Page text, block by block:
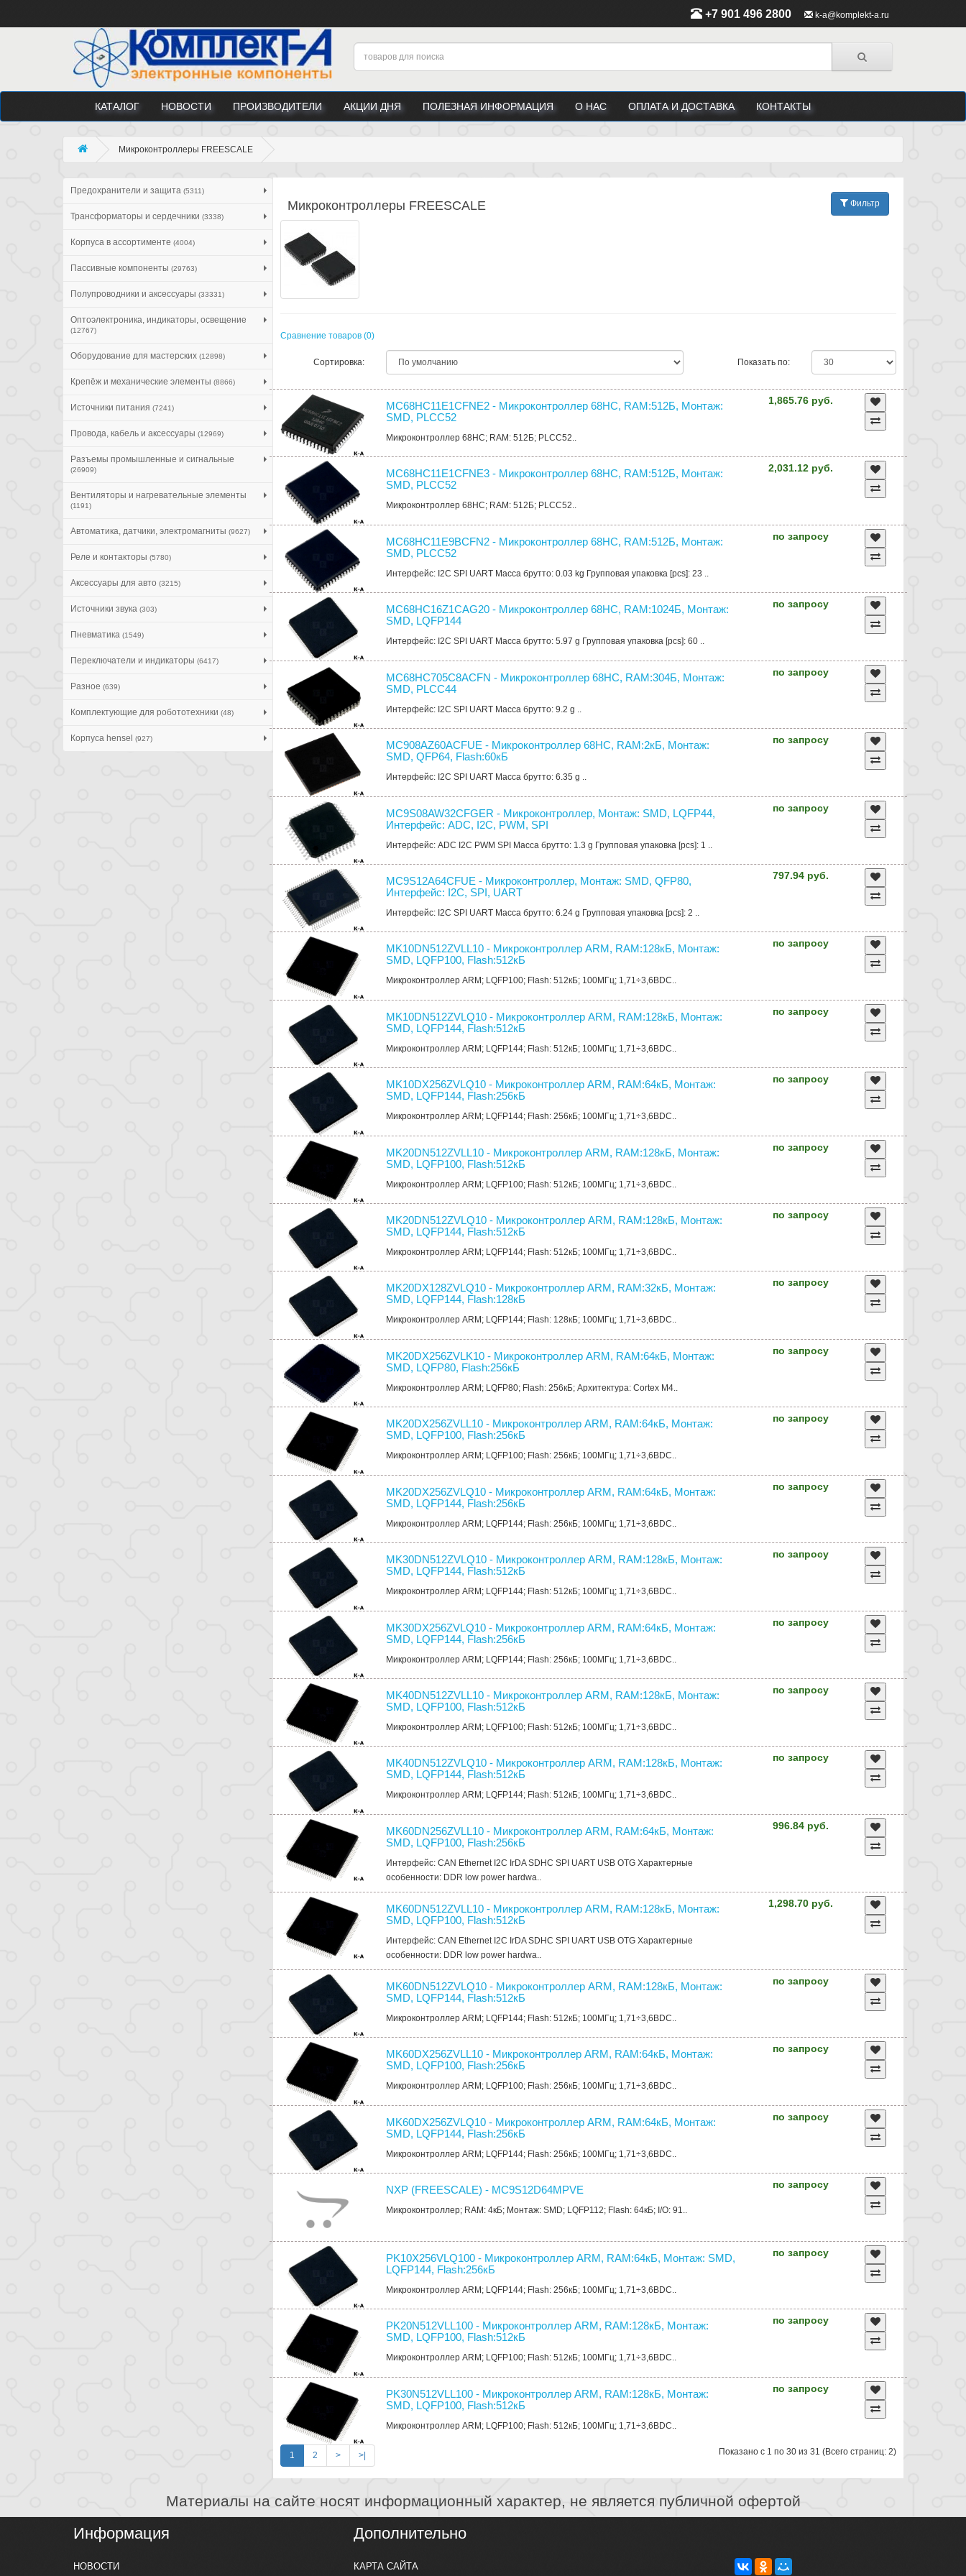
+7 901 496 2800 k-a@komplekt-a.ru
КАТАЛОГ НОВОСТИ ПРОИЗВОДИТЕЛИ АКЦИИ ДНЯ ПОЛЕЗНАЯ ИНФОРМАЦИЯ О НАС ОПЛАТА И ДОСТАВКА КОНТАКТЫ
Микроконтроллеры FREESCALE
Предохранители и защита (5311)
Трансформаторы и сердечники (3338)
Корпуса в ассортименте (4004)
Пассивные компоненты (29763)
Полупроводники и аксессуары (33331)
Оптоэлектроника, индикаторы, освещение
(12767)
Оборудование для мастерских (12898)
Крепёж и механические элементы (8866)
Источники питания (7241)
Провода, кабель и аксессуары (12969)
Разъемы промышленные и сигнальные
(26909)
Вентиляторы и нагревательные элементы
(1191)
Автоматика, датчики, электромагниты (9627)
Реле и контакторы (5780)
Аксессуары для авто (3215)
Источники звука (303)
Пневматика (1549)
Переключатели и индикаторы (6417)
Разное (639)
Комплектующие для робототехники (48)
Корпуса hensel (927)
Фильтр
Микроконтроллеры FREESCALE
Сравнение товаров (0)
Сортировка: Показать по:
MC68HC11E1CFNE2 - Микроконтроллер 68HC, RAM:512Б, Монтаж:
SMD, PLCC52
Микроконтроллер 68HC; RAM: 512Б; PLCC52..
1,865.76 руб.
MC68HC11E1CFNE3 - Микроконтроллер 68HC, RAM:512Б, Монтаж:
SMD, PLCC52
Микроконтроллер 68HC; RAM: 512Б; PLCC52..
2,031.12 руб.
MC68HC11E9BCFN2 - Микроконтроллер 68HC, RAM:512Б, Монтаж:
SMD, PLCC52
Интерфейс: I2C SPI UART Масса брутто: 0.03 kg Групповая упаковка [pcs]: 23 ..
по запросу
MC68HC16Z1CAG20 - Микроконтроллер 68HC, RAM:1024Б, Монтаж:
SMD, LQFP144
Интерфейс: I2C SPI UART Масса брутто: 5.97 g Групповая упаковка [pcs]: 60 ..
по запросу
MC68HC705C8ACFN - Микроконтроллер 68HC, RAM:304Б, Монтаж:
SMD, PLCC44
Интерфейс: I2C SPI UART Масса брутто: 9.2 g ..
по запросу
MC908AZ60ACFUE - Микроконтроллер 68HC, RAM:2кБ, Монтаж:
SMD, QFP64, Flash:60кБ
Интерфейс: I2C SPI UART Масса брутто: 6.35 g ..
по запросу
MC9S08AW32CFGER - Микроконтроллер, Монтаж: SMD, LQFP44,
Интерфейс: ADC, I2C, PWM, SPI
Интерфейс: ADC I2C PWM SPI Масса брутто: 1.3 g Групповая упаковка [pcs]: 1 ..
по запросу
MC9S12A64CFUE - Микроконтроллер, Монтаж: SMD, QFP80,
Интерфейс: I2C, SPI, UART
Интерфейс: I2C SPI UART Масса брутто: 6.24 g Групповая упаковка [pcs]: 2 ..
797.94 руб.
MK10DN512ZVLL10 - Микроконтроллер ARM, RAM:128кБ, Монтаж:
SMD, LQFP100, Flash:512кБ
Микроконтроллер ARM; LQFP100; Flash: 512кБ; 100МГц; 1,71÷3,6ВDC..
по запросу
MK10DN512ZVLQ10 - Микроконтроллер ARM, RAM:128кБ, Монтаж:
SMD, LQFP144, Flash:512кБ
Микроконтроллер ARM; LQFP144; Flash: 512кБ; 100МГц; 1,71÷3,6ВDC..
по запросу
MK10DX256ZVLQ10 - Микроконтроллер ARM, RAM:64кБ, Монтаж:
SMD, LQFP144, Flash:256кБ
Микроконтроллер ARM; LQFP144; Flash: 256кБ; 100МГц; 1,71÷3,6ВDC..
по запросу
MK20DN512ZVLL10 - Микроконтроллер ARM, RAM:128кБ, Монтаж:
SMD, LQFP100, Flash:512кБ
Микроконтроллер ARM; LQFP100; Flash: 512кБ; 100МГц; 1,71÷3,6ВDC..
по запросу
MK20DN512ZVLQ10 - Микроконтроллер ARM, RAM:128кБ, Монтаж:
SMD, LQFP144, Flash:512кБ
Микроконтроллер ARM; LQFP144; Flash: 512кБ; 100МГц; 1,71÷3,6ВDC..
по запросу
MK20DX128ZVLQ10 - Микроконтроллер ARM, RAM:32кБ, Монтаж:
SMD, LQFP144, Flash:128кБ
Микроконтроллер ARM; LQFP144; Flash: 128кБ; 100МГц; 1,71÷3,6ВDC..
по запросу
MK20DX256ZVLK10 - Микроконтроллер ARM, RAM:64кБ, Монтаж:
SMD, LQFP80, Flash:256кБ
Микроконтроллер ARM; LQFP80; Flash: 256кБ; Архитектура: Cortex M4..
по запросу
MK20DX256ZVLL10 - Микроконтроллер ARM, RAM:64кБ, Монтаж:
SMD, LQFP100, Flash:256кБ
Микроконтроллер ARM; LQFP100; Flash: 256кБ; 100МГц; 1,71÷3,6ВDC..
по запросу
MK20DX256ZVLQ10 - Микроконтроллер ARM, RAM:64кБ, Монтаж:
SMD, LQFP144, Flash:256кБ
Микроконтроллер ARM; LQFP144; Flash: 256кБ; 100МГц; 1,71÷3,6ВDC..
по запросу
MK30DN512ZVLQ10 - Микроконтроллер ARM, RAM:128кБ, Монтаж:
SMD, LQFP144, Flash:512кБ
Микроконтроллер ARM; LQFP144; Flash: 512кБ; 100МГц; 1,71÷3,6ВDC..
по запросу
MK30DX256ZVLQ10 - Микроконтроллер ARM, RAM:64кБ, Монтаж:
SMD, LQFP144, Flash:256кБ
Микроконтроллер ARM; LQFP144; Flash: 256кБ; 100МГц; 1,71÷3,6ВDC..
по запросу
MK40DN512ZVLL10 - Микроконтроллер ARM, RAM:128кБ, Монтаж:
SMD, LQFP100, Flash:512кБ
Микроконтроллер ARM; LQFP100; Flash: 512кБ; 100МГц; 1,71÷3,6ВDC..
по запросу
MK40DN512ZVLQ10 - Микроконтроллер ARM, RAM:128кБ, Монтаж:
SMD, LQFP144, Flash:512кБ
Микроконтроллер ARM; LQFP144; Flash: 512кБ; 100МГц; 1,71÷3,6ВDC..
по запросу
MK60DN256ZVLL10 - Микроконтроллер ARM, RAM:64кБ, Монтаж:
SMD, LQFP100, Flash:256кБ
Интерфейс: CAN Ethernet I2C IrDA SDHC SPI UART USB OTG Характерные
особенности: DDR low power hardwa..
996.84 руб.
MK60DN512ZVLL10 - Микроконтроллер ARM, RAM:128кБ, Монтаж:
SMD, LQFP100, Flash:512кБ
Интерфейс: CAN Ethernet I2C IrDA SDHC SPI UART USB OTG Характерные
особенности: DDR low power hardwa..
1,298.70 руб.
MK60DN512ZVLQ10 - Микроконтроллер ARM, RAM:128кБ, Монтаж:
SMD, LQFP144, Flash:512кБ
Микроконтроллер ARM; LQFP144; Flash: 512кБ; 100МГц; 1,71÷3,6ВDC..
по запросу
MK60DX256ZVLL10 - Микроконтроллер ARM, RAM:64кБ, Монтаж:
SMD, LQFP100, Flash:256кБ
Микроконтроллер ARM; LQFP100; Flash: 256кБ; 100МГц; 1,71÷3,6ВDC..
по запросу
MK60DX256ZVLQ10 - Микроконтроллер ARM, RAM:64кБ, Монтаж:
SMD, LQFP144, Flash:256кБ
Микроконтроллер ARM; LQFP144; Flash: 256кБ; 100МГц; 1,71÷3,6ВDC..
по запросу
NXP (FREESCALE) - MC9S12D64MPVE
Микроконтроллер; RAM: 4кБ; Монтаж: SMD; LQFP112; Flash: 64кБ; I/O: 91..
по запросу
PK10X256VLQ100 - Микроконтроллер ARM, RAM:64кБ, Монтаж: SMD,
LQFP144, Flash:256кБ
Микроконтроллер ARM; LQFP144; Flash: 256кБ; 100МГц; 1,71÷3,6ВDC..
по запросу
PK20N512VLL100 - Микроконтроллер ARM, RAM:128кБ, Монтаж:
SMD, LQFP100, Flash:512кБ
Микроконтроллер ARM; LQFP100; Flash: 512кБ; 100МГц; 1,71÷3,6ВDC..
по запросу
PK30N512VLL100 - Микроконтроллер ARM, RAM:128кБ, Монтаж:
SMD, LQFP100, Flash:512кБ
Микроконтроллер ARM; LQFP100; Flash: 512кБ; 100МГц; 1,71÷3,6ВDC..
по запросу
1 2 > >| Показано с 1 по 30 из 31 (Всего страниц: 2)
Материалы на сайте носят информационный характер, не является публичной офертой
Информация
НОВОСТИ
Дополнительно
КАРТА САЙТА